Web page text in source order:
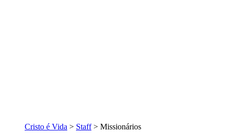
Cristo é Vida > Staff> Missionários